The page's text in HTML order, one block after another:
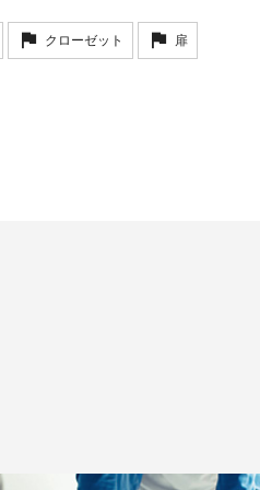
クローゼット 扉